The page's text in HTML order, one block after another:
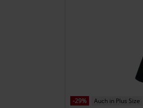
-29%
Auch in Plus Size